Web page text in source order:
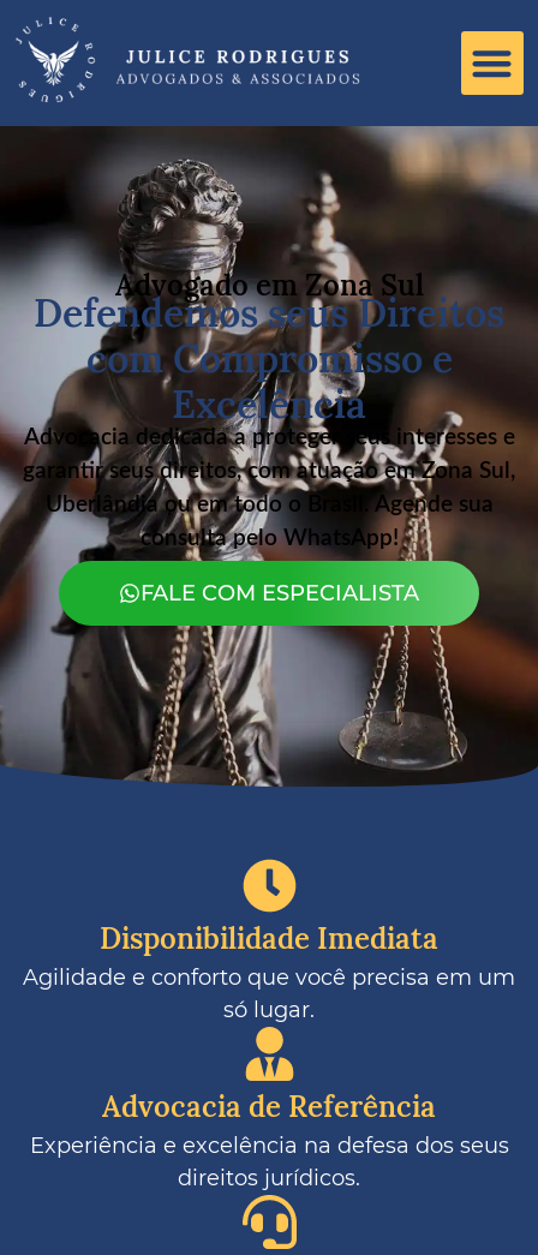
Advogado em Zona Sul
Defendemos seus Direitos
com Compromisso e
Excelência
Advocacia dedicada a proteger seus interesses e
garantir seus direitos, com atuação em Zona Sul,
Uberlândia ou em todo o Brasil. Agende sua
consulta pelo WhatsApp!
FALE COM ESPECIALISTA
Disponibilidade Imediata
Agilidade e conforto que você precisa em um
só lugar.
Advocacia de Referência
Experiência e excelência na defesa dos seus
direitos jurídicos.